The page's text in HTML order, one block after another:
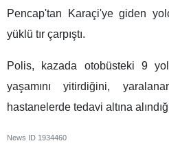
Pencap'tan Karaçi'ye giden
yüklü tır çarpıştı.
Polis, kazada otobüsteki 9
yaşamını yitirdiğini,
hastanelerde tedavi altına
News ID 1934460